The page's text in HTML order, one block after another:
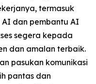
termasuk
dan pembantu AI
segera kepada
dan amalan terbaik.
pasukan komunikasi
pantas dan